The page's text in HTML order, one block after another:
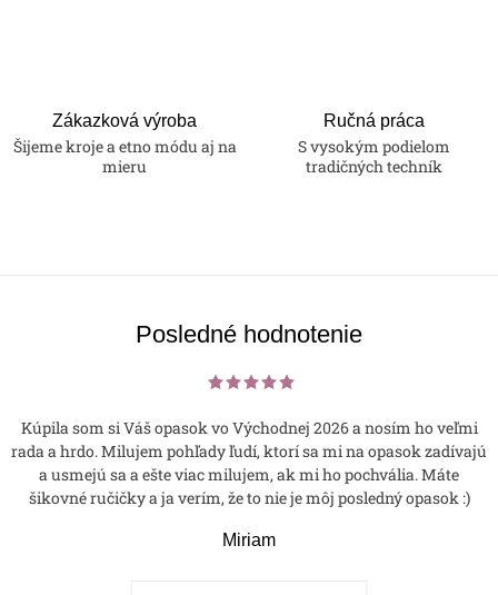
Zákazková výroba
Šijeme kroje a etno módu aj na
mieru
Ručná práca
S vysokým podielom
tradičných techník
Posledné hodnotenie
Kúpila som si Váš opasok vo Východnej 2026 a nosím ho veľmi
rada a hrdo. Milujem pohľady ľudí, ktorí sa mi na opasok zadívajú
a usmejú sa a ešte viac milujem, ak mi ho pochvália. Máte
šikovné ručičky a ja verím, že to nie je môj posledný opasok :)
Miriam